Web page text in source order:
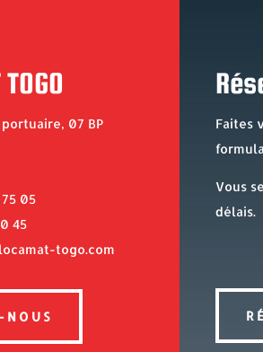
07 BP
05
45
togo.com
Faites
Vous
délais.